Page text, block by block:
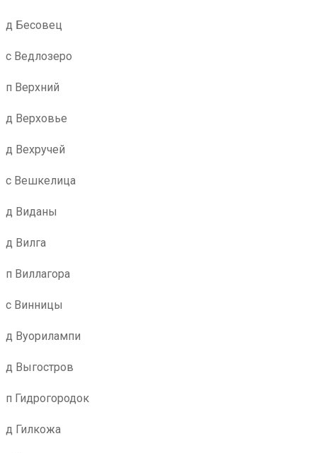
д Бесовец
с Ведлозеро
п Верхний
д Верховье
д Вехручей
с Вешкелица
д Виданы
д Вилга
п Виллагора
с Винницы
д Вуорилампи
д Выгостров
п Гидрогородок
д Гилкожа